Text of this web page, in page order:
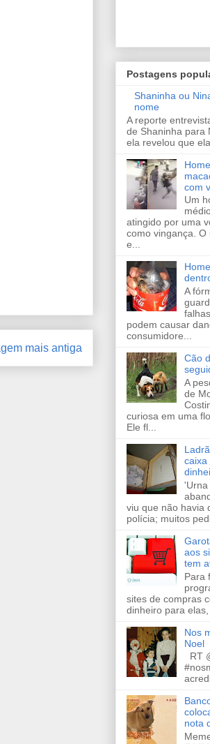
mais antiga
Postagens
Shaninha ou
nome
A reporte
de Shaninha para
ela revelou que
com
Um
atingido por uma
como vingança.
e...
A
podem causar
consumidore...
Cão
A
de
curiosa em uma
Ele fl...
caixa
'Urna
viu que não havia
polícia; muitos
aos
tem
Para
sites de compras
dinheiro para elas,
Nos
Noel
RT
nota